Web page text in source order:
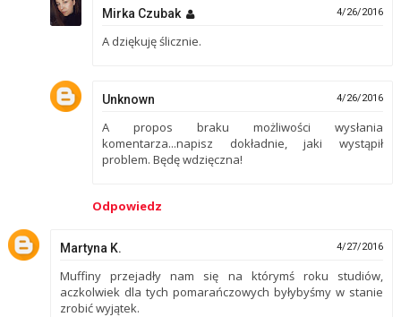
Mirka Czubak 4/26/2016
A dziękuję ślicznie.
Unknown 4/26/2016
A propos braku możliwości wysłania
komentarza...napisz dokładnie, jaki wystąpił
problem. Będę wdzięczna!
Odpowiedz
Martyna K. 4/27/2016
Muffiny przejadły nam się na którymś roku studiów,
aczkolwiek dla tych pomarańczowych byłybyśmy w stanie
zrobić wyjątek.